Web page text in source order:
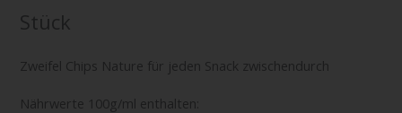
Stück
Zweifel Chips Nature für jeden Snack zwischendurch
Nährwerte 100g/ml enthalten: